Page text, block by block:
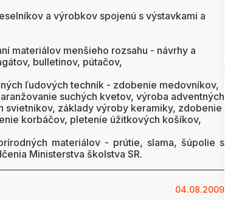
a výrobkov spojenú s výstavkami a
materiálov menšieho rozsahu - návrhy a
bulletinov, pútačov,
ľudových techník - zdobenie medovníkov,
suchých kvetov, výroba adventných
svietnikov, základy výroby keramiky, zdobenie
korbáčov, pletenie úžitkových košíkov,
materiálov - prútie, slama, šúpolie s
Ministerstva školstva SR.
04.08.2009